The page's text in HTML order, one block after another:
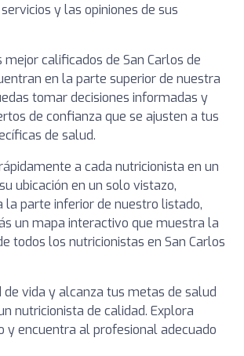
y las opiniones de sus
mejor calificados de San Carlos de
en la parte superior de nuestra
tomar decisiones informadas y
de confianza que se ajusten a tus
de salud.
a cada nutricionista en un
ubicación en un solo vistazo,
la parte inferior de nuestro listado,
un mapa interactivo que muestra la
todos los nutricionistas en San Carlos
de vida y alcanza tus metas de salud
nutricionista de calidad. Explora
y encuentra al profesional adecuado